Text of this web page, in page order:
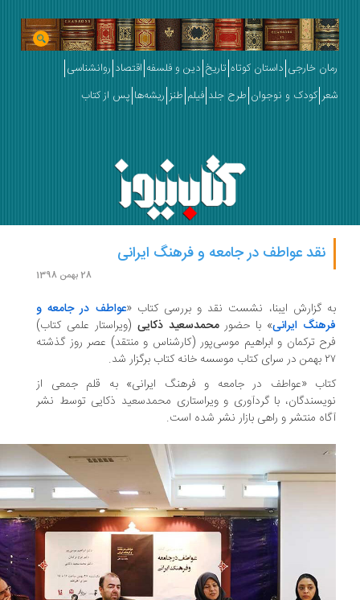
خارجی داستان کوتاه تاریخ دین و فلسفه اقتصاد روانشناسی
کودک و نوجوان طرح جلد فیلم طنز ریشه‌ها پس از کتاب
نقد عواطف در جامعه و فرهنگ ایرانی
گزارش ایبنا، نشست نقد و بررسی کتاب «عواطف در جامعه و
ایرانی » با حضورمحمدسعید ذکایی (ویراستار علمی کتاب)
ترکمان و ابراهیم موسی‌پور (کارشناس و منتقد) عصر روز گذشته
«عواطف در جامعه و فرهنگ ایرانی» به قلم جمعی از
با گردآوری و ویراستاری محمدسعید ذکایی توسط نشر
منتشر و راهی بازار نشر شده است.